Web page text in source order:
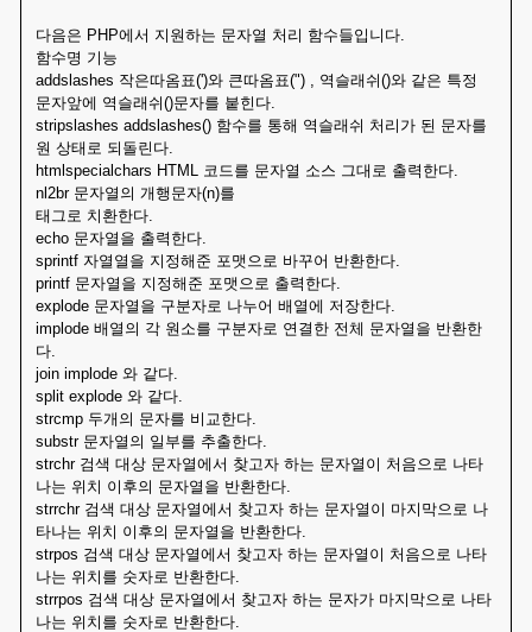
다음은 PHP에서 지원하는 문자열 처리 함수들입니다.
함수명 기능
addslashes 작은따옴표(')와 큰따옴표(") , 역슬래쉬()와 같은 특정
문자앞에 역슬래쉬()문자를 붙힌다.
stripslashes addslashes() 함수를 통해 역슬래쉬 처리가 된 문자를
원 상태로 되돌린다.
htmlspecialchars HTML 코드를 문자열 소스 그대로 출력한다.
nl2br 문자열의 개행문자(n)를
태그로 치환한다.
echo 문자열을 출력한다.
sprintf 자열열을 지정해준 포맷으로 바꾸어 반환한다.
printf 문자열을 지정해준 포맷으로 출력한다.
explode 문자열을 구분자로 나누어 배열에 저장한다.
implode 배열의 각 원소를 구분자로 연결한 전체 문자열을 반환한
다.
join implode 와 같다.
split explode 와 같다.
strcmp 두개의 문자를 비교한다.
substr 문자열의 일부를 추출한다.
strchr 검색 대상 문자열에서 찾고자 하는 문자열이 처음으로 나타
나는 위치 이후의 문자열을 반환한다.
strrchr 검색 대상 문자열에서 찾고자 하는 문자열이 마지막으로 나
타나는 위치 이후의 문자열을 반환한다.
strpos 검색 대상 문자열에서 찾고자 하는 문자열이 처음으로 나타
나는 위치를 숫자로 반환한다.
strrpos 검색 대상 문자열에서 찾고자 하는 문자가 마지막으로 나타
나는 위치를 숫자로 반환한다.